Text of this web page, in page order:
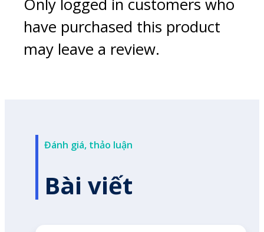
Only logged in customers who
have purchased this product
may leave a review.
Đánh giá, thảo luận
Bài viết